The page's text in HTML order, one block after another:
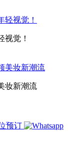
视觉！
妆新潮流
预订